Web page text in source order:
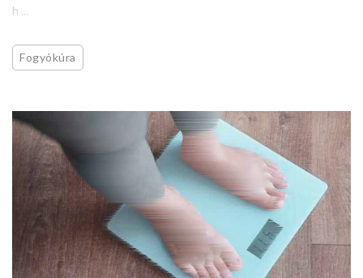
h ...
Fogyókúra